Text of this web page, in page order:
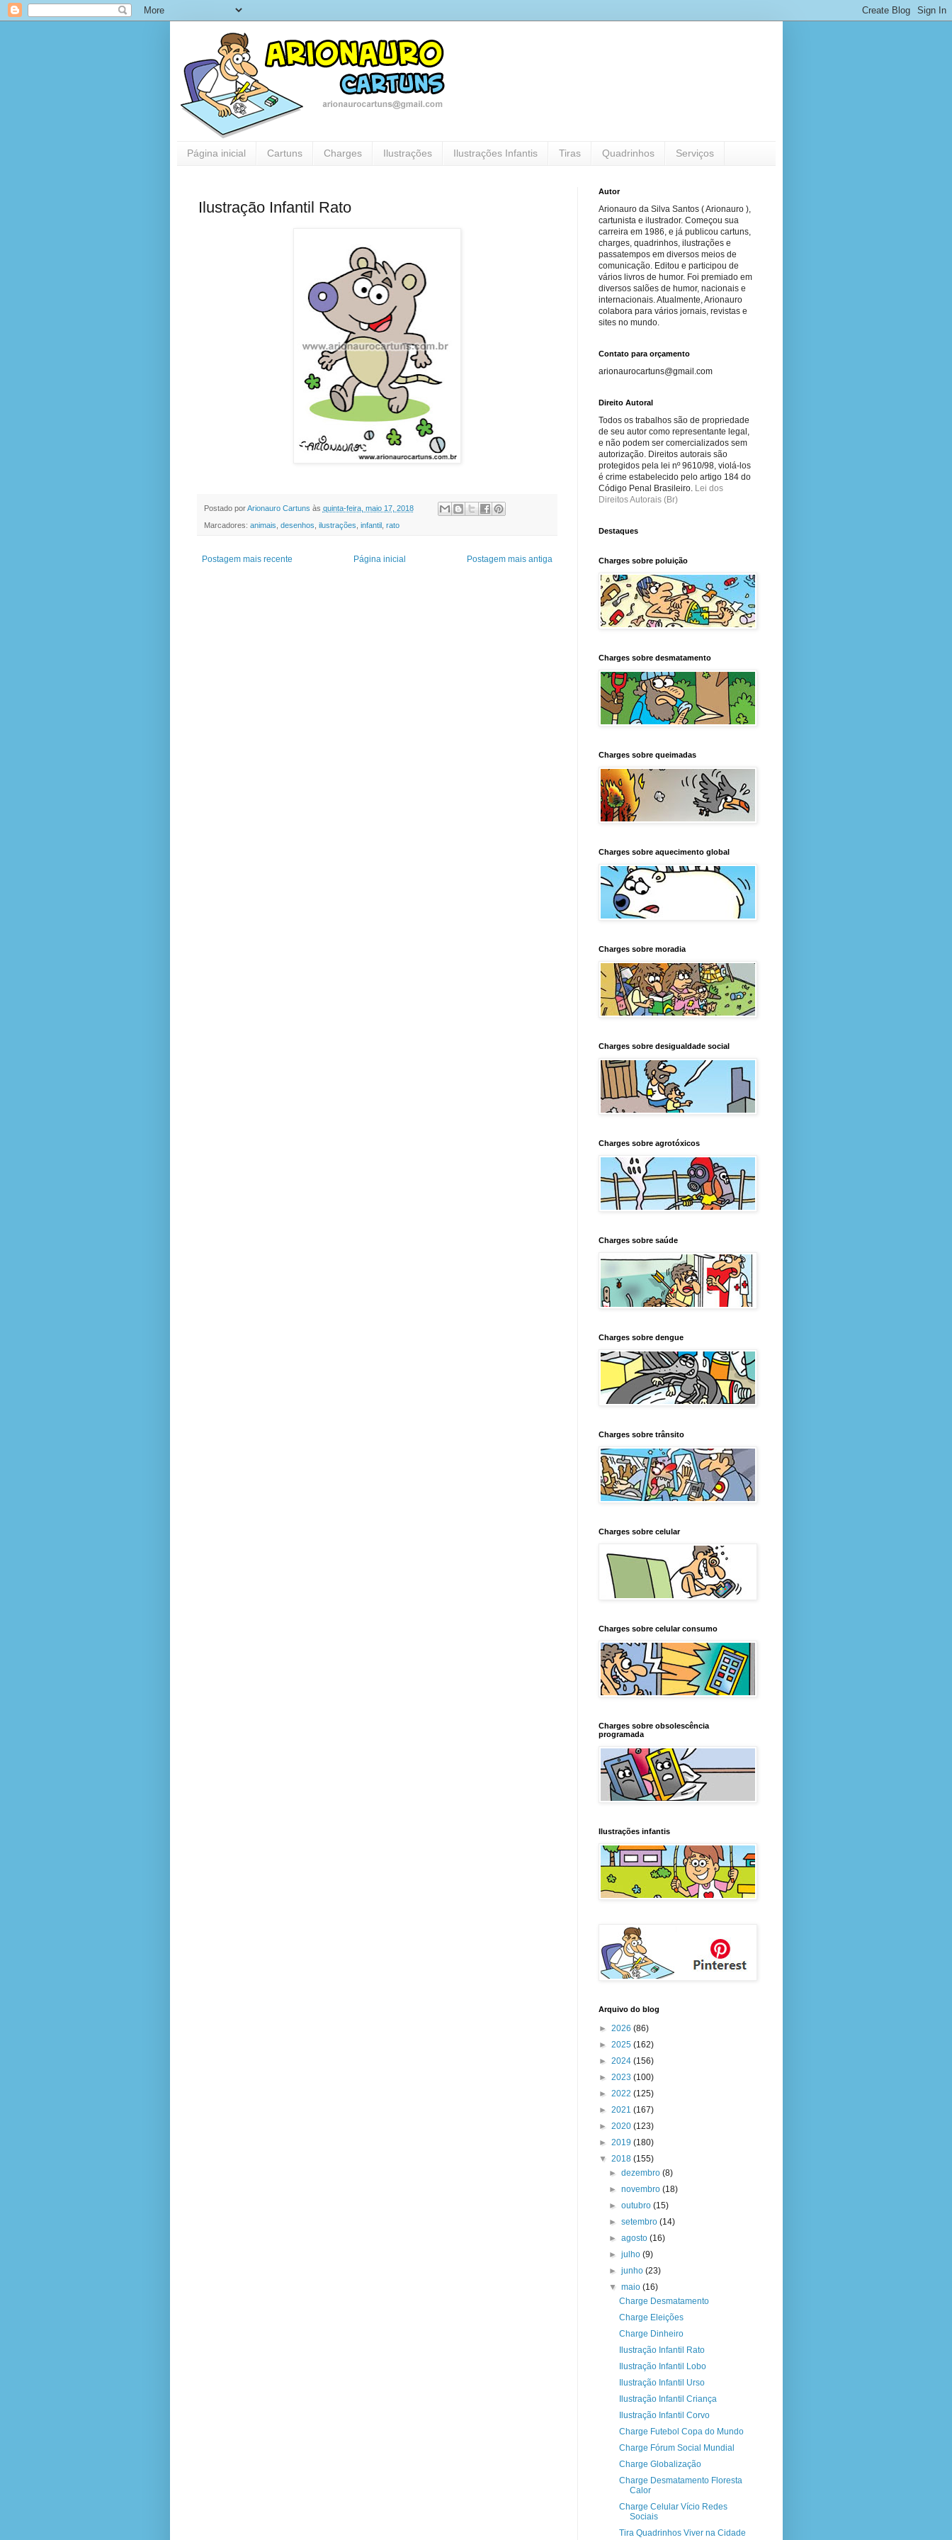
Página inicial Cartuns Charges Ilustrações Ilustrações Infantis Tiras Quadrinhos Serviços
Ilustração Infantil Rato
Postado porArionauro Cartuns às quinta-feira, maio 17, 2018
Marcadores: animais desenhos ilustrações infantil, rato
Postagem mais recente Postagem mais antiga
Página inicial
Autor
Arionauro da Silva Santos ( Arionauro ),
cartunista e ilustrador. Começou sua
carreira em 1986, e já publicou cartuns,
charges, quadrinhos, ilustrações e
passatempos em diversos meios de
comunicação. Editou e participou de
vários livros de humor. Foi premiado em
diversos salões de humor, nacionais e
internacionais. Atualmente, Arionauro
colabora para vários jornais, revistas e
sites no mundo.
Contato para orçamento
arionaurocartuns@gmail.com
Direito Autoral
Todos os trabalhos são de propriedade
de seu autor como representante legal,
e não podem ser comercializados sem
autorização. Direitos autorais são
protegidos pela lei nº 9610/98, violá-los
é crime estabelecido pelo artigo 184 do
Código Penal Brasileiro. Lei dos
Direitos Autorais (Br)
Destaques
Charges sobre poluição
Charges sobre desmatamento
Charges sobre queimadas
Charges sobre aquecimento global
Charges sobre moradia
Charges sobre desigualdade social
Charges sobre agrotóxicos
Charges sobre saúde
Charges sobre dengue
Charges sobre trânsito
Charges sobre celular
Charges sobre celular consumo
Charges sobre obsolescência
programada
Ilustrações infantis
Arquivo do blog
► 2026 (86)
► 2025 (162)
► 2024 (156)
► 2023 (100)
► 2022 (125)
► 2021 (167)
► 2020 (123)
► 2019 (180)
▼ 2018 (155)
► dezembro (8)
► novembro (18)
► outubro (15)
► setembro (14)
► agosto (16)
► julho (9)
► junho (23)
▼ maio (16)
Charge Desmatamento
Charge Eleições
Charge Dinheiro
Ilustração Infantil Rato
Ilustração Infantil Lobo
Ilustração Infantil Urso
Ilustração Infantil Criança
Ilustração Infantil Corvo
Charge Futebol Copa do Mundo
Charge Fórum Social Mundial
Charge Globalização
Charge Desmatamento Floresta
Calor
Charge Celular Vício Redes
Sociais
Tira Quadrinhos Viver na Cidade